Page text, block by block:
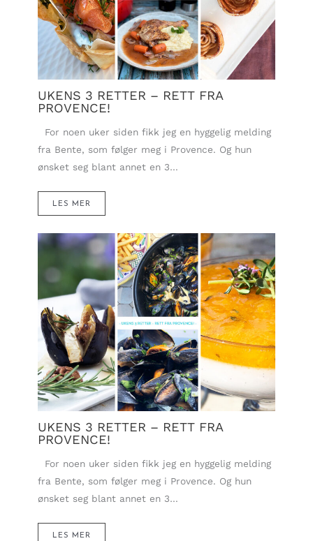
UKENS 3 RETTER – RETT FRA
PROVENCE!
For noen uker siden fikk jeg en hyggelig melding
fra Bente, som følger meg i Provence. Og hun
ønsket seg blant annet en 3…
LES MER
UKENS 3 RETTER – RETT FRA
PROVENCE!
For noen uker siden fikk jeg en hyggelig melding
fra Bente, som følger meg i Provence. Og hun
ønsket seg blant annet en 3…
LES MER